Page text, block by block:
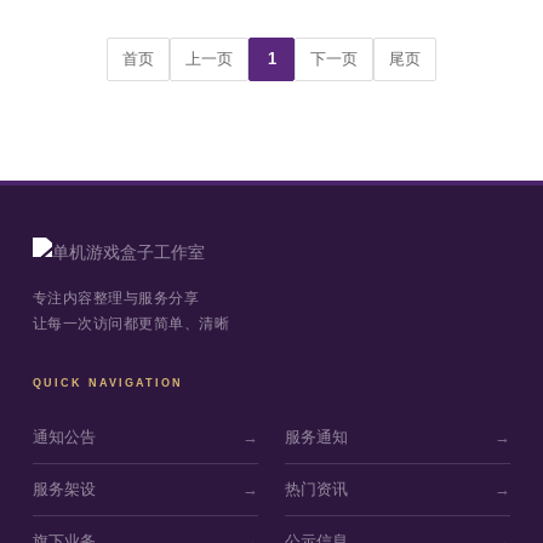
首页 上一页 1 下一页 尾页
专注内容整理与服务分享
让每一次访问都更简单、清晰
QUICK NAVIGATION
通知公告 → 服务通知 →
服务架设 → 热门资讯 →